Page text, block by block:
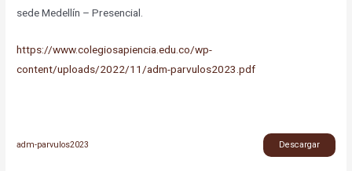
sede Medellín – Presencial.
https://www.colegiosapiencia.edu.co/wp-
content/uploads/2022/11/adm-parvulos2023.pdf
adm-parvulos2023 Descargar